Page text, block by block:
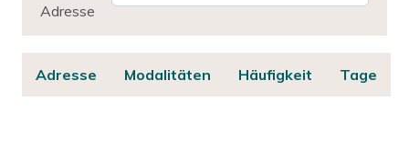
Adresse
Adresse Modalitäten Häufigkeit Tage